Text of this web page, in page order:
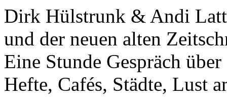
Dirk Hülstrunk & Andi
und der neuen alten
Eine Stunde Gespräch
Hefte, Cafés, Städte, Lust